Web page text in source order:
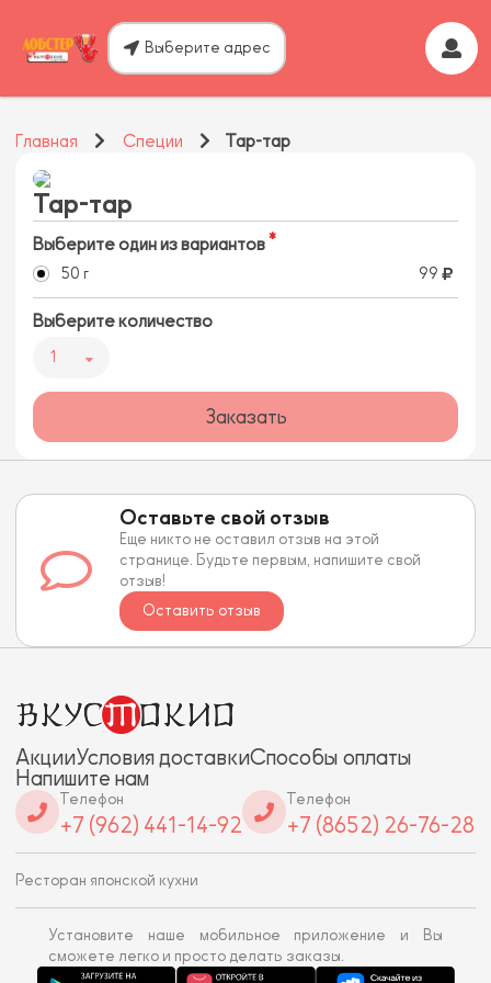
Выберите адрес
Главная Специи Тар-тар
Тар-тар
Выберите один из вариантов
50 г 99
Выберите количество
1
Заказать
Оставьте свой отзыв
Еще никто не оставил отзыв на этой
странице. Будьте первым, напишите свой
отзыв!
Оставить отзыв
АкцииУсловия доставкиСпособы оплаты
Напишите нам
Телефон
+7 (962) 441-14-92
Телефон
+7 (8652) 26-76-28
Ресторан японской кухни
Установите наше мобильное приложение и Вы
сможете легко и просто делать заказы.